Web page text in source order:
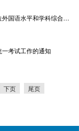
作三年以上（含三
安徽省2023年同等学力人员申请硕士学位外国语水平和学科综合水平全国统一考试提示
考试工作的通知
下页
尾页